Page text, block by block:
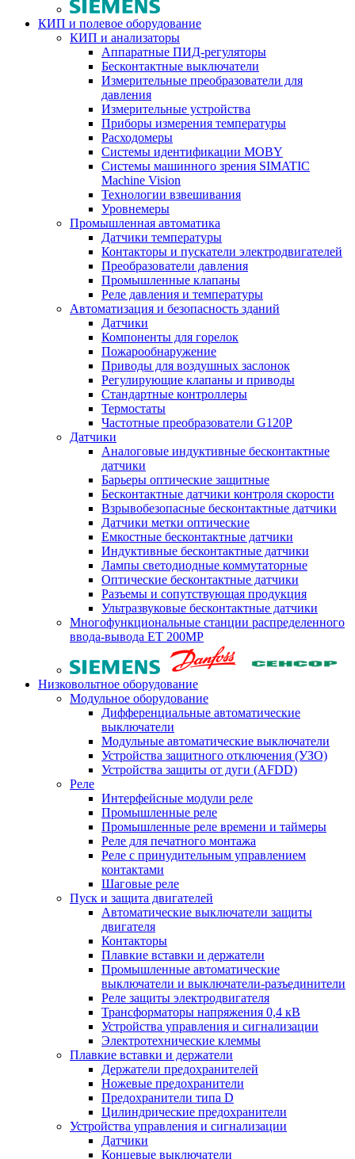
КИП и полевое оборудование
КИП и анализаторы
Аппаратные ПИД-регуляторы
Бесконтактные выключатели
Измерительные преобразователи для
давления
Измерительные устройства
Приборы измерения температуры
Расходомеры
Системы идентификации MOBY
Системы машинного зрения SIMATIC
Machine Vision
Технологии взвешивания
Уровнемеры
Промышленная автоматика
Датчики температуры
Контакторы и пускатели электродвигателей
Преобразователи давления
Промышленные клапаны
Реле давления и температуры
Автоматизация и безопасность зданий
Датчики
Компоненты для горелок
Пожарообнаружение
Приводы для воздушных заслонок
Регулирующие клапаны и приводы
Стандартные контроллеры
Термостаты
Частотные преобразователи G120P
Датчики
Аналоговые индуктивные бесконтактные
датчики
Барьеры оптические защитные
Бесконтактные датчики контроля скорости
Взрывобезопасные бесконтактные датчики
Датчики метки оптические
Емкостные бесконтактные датчики
Индуктивные бесконтактные датчики
Лампы светодиодные коммутаторные
Оптические бесконтактные датчики
Разъемы и сопутствующая продукция
Ультразвуковые бесконтактные датчики
Многофункциональные станции распределенного
ввода-вывода ET 200MP
Низковольтное оборудование
Модульное оборудование
Дифференциальные автоматические
выключатели
Модульные автоматические выключатели
Устройства защитного отключения (УЗО)
Устройства защиты от дуги (AFDD)
Реле
Интерфейсные модули реле
Промышленные реле
Промышленные реле времени и таймеры
Реле для печатного монтажа
Реле с принудительным управлением
контактами
Шаговые реле
Пуск и защита двигателей
Автоматические выключатели защиты
двигателя
Контакторы
Плавкие вставки и держатели
Промышленные автоматические
выключатели и выключатели-разъединители
Реле защиты электродвигателя
Трансформаторы напряжения 0,4 кВ
Устройства управления и сигнализации
Электротехнические клеммы
Плавкие вставки и держатели
Держатели предохранителей
Ножевые предохранители
Предохранители типа D
Цилиндрические предохранители
Устройства управления и сигнализации
Датчики
Концевые выключатели